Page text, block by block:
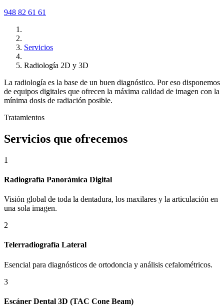
948 82 61 61
Servicios
Radiología 2D y 3D
La radiología es la base de un buen diagnóstico. Por eso disponemos
de equipos digitales que ofrecen la máxima calidad de imagen con la
mínima dosis de radiación posible.
Tratamientos
Servicios que ofrecemos
1
Radiografía Panorámica Digital
Visión global de toda la dentadura, los maxilares y la articulación en
una sola imagen.
2
Telerradiografía Lateral
Esencial para diagnósticos de ortodoncia y análisis cefalométricos.
3
Escáner Dental 3D (TAC Cone Beam)